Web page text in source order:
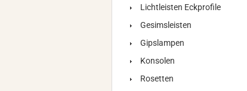
Lichtleisten Eckprofile
Gesimsleisten
Gipslampen
Konsolen
Rosetten